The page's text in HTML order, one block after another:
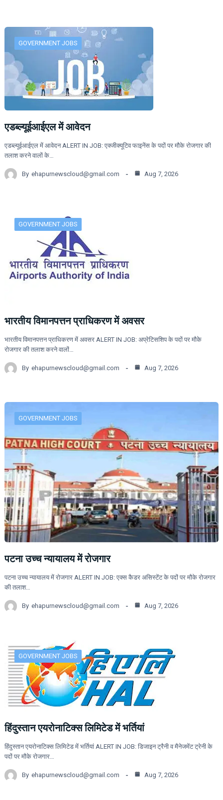
GOVERNMENT JOBS
एडब्ल्यूईआईएल में आवेदन
एडब्ल्यूईआईएल में आवेदन ALERT IN JOB: एक्जीक्यूटिव फाइनेंस के पदों पर मौके रोजगार की
तलाश करने वालों के…
By ehapurnewscloud@gmail.com Aug 7, 2026
GOVERNMENT JOBS
भारतीय विमानपत्तन प्राधिकरण में अवसर
भारतीय विमानपत्तन प्राधिकरण में अवसर ALERT IN JOB: अप्रेटिसशिप के पदों पर मौके
रोजगार की तलाश करने वालों…
By ehapurnewscloud@gmail.com Aug 7, 2026
GOVERNMENT JOBS
पटना उच्च न्यायालय में रोजगार
पटना उच्च न्यायालय में रोजगार ALERT IN JOB: एक्स कैडर असिस्टेंट के पदों पर मौके रोजगार
की तलाश…
By ehapurnewscloud@gmail.com Aug 7, 2026
GOVERNMENT JOBS
हिंदुस्तान एयरोनाटिक्स लिमिटेड में भर्तियां
हिंदुस्तान एयरोनाटिक्स लिमिटेड में भर्तियां ALERT IN JOB: डिजाइन ट्रैनी व मैनेजमेंट ट्रेनी के
पदों पर मौके रोजगार…
By ehapurnewscloud@gmail.com Aug 7, 2026